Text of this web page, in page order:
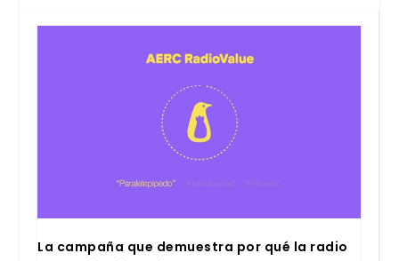
La cam­pa­ña que demues­tra por qué la radio